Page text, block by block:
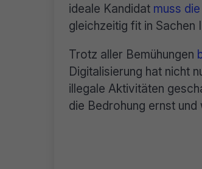
ideale Kandidat muss
gleichzeitig fit in Sachen
Trotz aller Bemühungen
Digitalisierung hat nicht
illegale Aktivitäten
die Bedrohung ernst